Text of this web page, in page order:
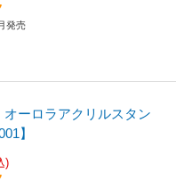
発売
オーロラアクリルスタン
】
)